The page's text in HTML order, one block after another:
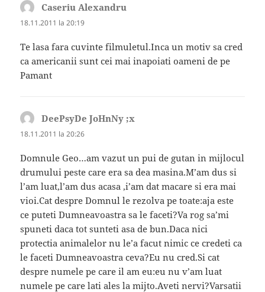
Caseriu Alexandru
18.11.2011 la 20:19
Te lasa fara cuvinte filmuletul.Inca un motiv sa cred
ca americanii sunt cei mai inapoiati oameni de pe
Pamant
DeePsyDe JoHnNy ;x
18.11.2011 la 20:26
Domnule Geo…am vazut un pui de gutan in mijlocul
drumului peste care era sa dea masina.M’am dus si
l’am luat,l’am dus acasa ,i’am dat macare si era mai
vioi.Cat despre Domnul le rezolva pe toate:aja este
ce puteti Dumneavoastra sa le faceti?Va rog sa’mi
spuneti daca tot sunteti asa de bun.Daca nici
protectia animalelor nu le’a facut nimic ce credeti ca
le faceti Dumneavoastra ceva?Eu nu cred.Si cat
despre numele pe care il am eu:eu nu v’am luat
numele pe care lati ales la mijto.Aveti nervi?Varsatii